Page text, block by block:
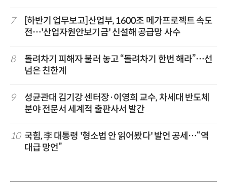
7
[하반기 업무보고]산업부, 1600조 메가프로젝트 속도
전…'산업자원안보기금' 신설해 공급망 사수
8
돌려차기 피해자 불러 놓고 “돌려차기 한번 해라”…선
넘은 친한계
9
성균관대 김기강 센터장·이영희 교수, 차세대 반도체
분야 전문서 세계적 출판사서 발간
10 국힘, 李 대통령 '형소법 안 읽어봤다' 발언 공세…“역
대급 망언”